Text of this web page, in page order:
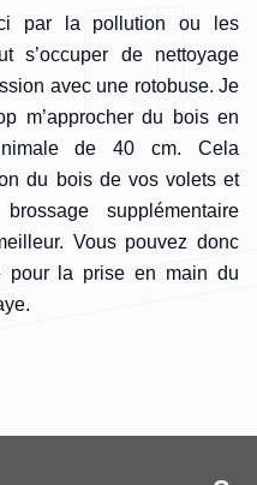
par la pollution ou les
s’occuper de nettoyage
avec une rotobuse. Je
m’approcher du bois en
de 40 cm. Cela
du bois de vos volets et
supplémentaire
Vous pouvez donc
pour la prise en main du